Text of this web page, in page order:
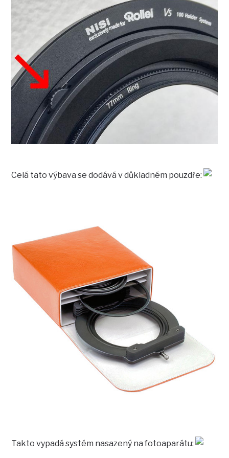
Celá tato výbava se dodává v důkladném pouzdře:
Takto vypadá systém nasazený na fotoaparátu: